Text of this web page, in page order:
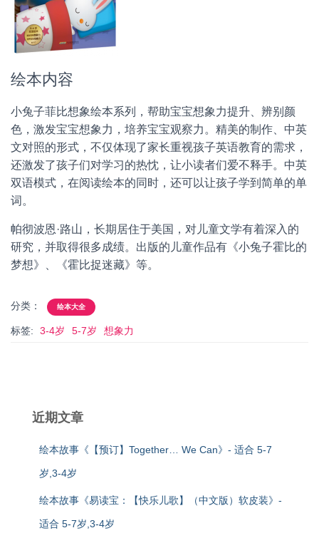
绘本内容
小兔子菲比想象绘本系列，帮助宝宝想象力提升、辨别颜
色，激发宝宝想象力，培养宝宝观察力。精美的制作、中英
文对照的形式，不仅体现了家长重视孩子英语教育的需求，
还激发了孩子们对学习的热忱，让小读者们爱不释手。中英
双语模式，在阅读绘本的同时，还可以让孩子学到简单的单
词。
帕彻波恩·路山，长期居住于美国，对儿童文学有着深入的
研究，并取得很多成绩。出版的儿童作品有《小兔子霍比的
梦想》、《霍比捉迷藏》等。
分类： 绘本大全
标签: 3-4岁 5-7岁 想象力
近期文章
绘本故事《【预订】Together… We Can》- 适合 5-7
岁,3-4岁
绘本故事《易读宝：【快乐儿歌】（中文版）软皮装》-
适合 5-7岁,3-4岁